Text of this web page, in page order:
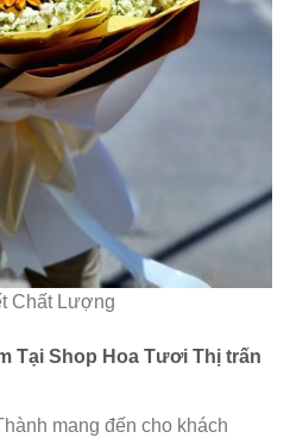
Chất Lượng
Tại Shop Hoa Tươi Thị trấn
mang đến cho khách